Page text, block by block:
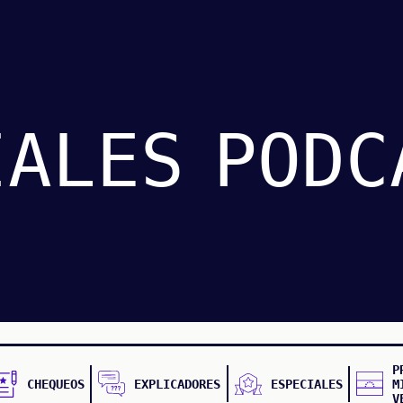
CHEQUEOS EXPLICADORES ESPECIALES